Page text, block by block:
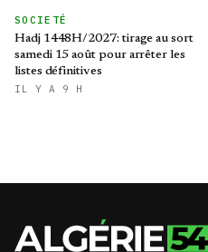
SOCIETÉ
Hadj 1448H/2027: tirage au sort
samedi 15 août pour arrêter les
listes définitives
IL Y A 9 H